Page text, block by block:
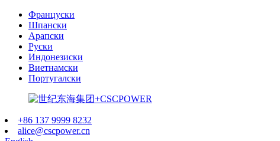
Француски
Шпански
Арапски
Руски
Индонезиски
Виетнамски
Португалски
+86 137 9999 8232
alice@cscpower.cn